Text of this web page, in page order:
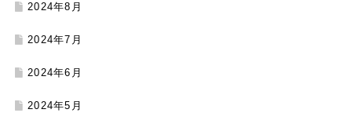
2024年8月
2024年7月
2024年6月
2024年5月